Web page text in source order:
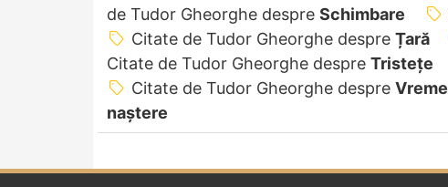
de Tudor Gheorghe despre Schimbare
Citate de Tudor Gheorghe despre Țară
Citate de Tudor Gheorghe despre Tristețe
Citate de Tudor Gheorghe despre Vreme
naștere